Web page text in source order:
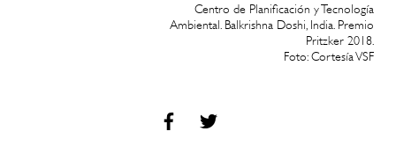
Centro de Planificación y Tecnología
Ambiental. Balkrishna Doshi, India. Premio
Pritzker 2018.
Foto: Cortesía VSF